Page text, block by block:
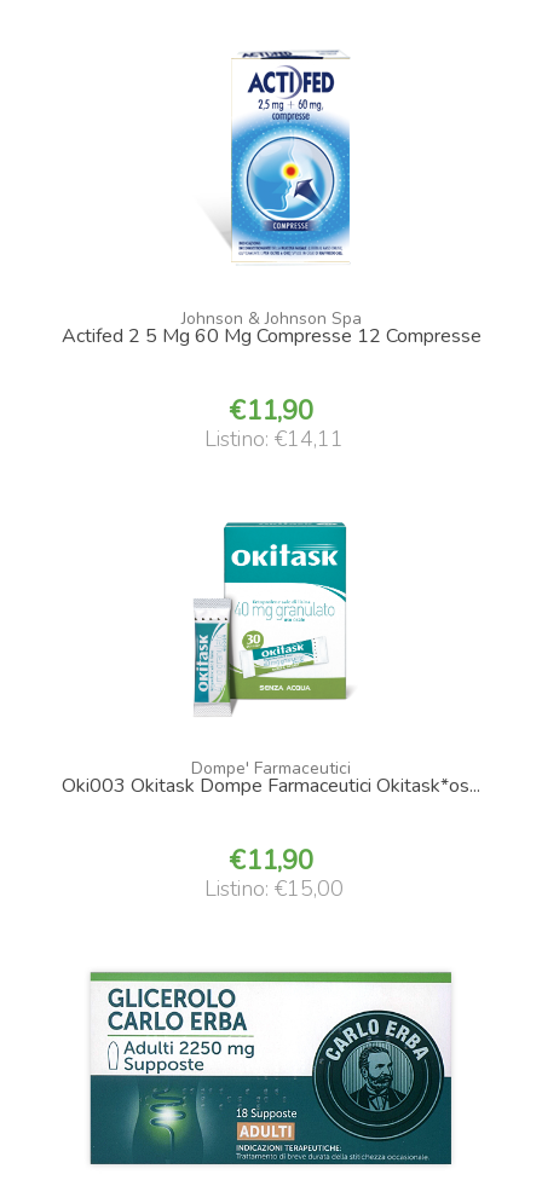
Johnson & Johnson Spa
Actifed 2 5 Mg 60 Mg Compresse 12 Compresse
11,90
Listino: €14,11
Dompe' Farmaceutici
Oki003 Okitask Dompe Farmaceutici Okitask*os...
11,90
Listino: €15,00